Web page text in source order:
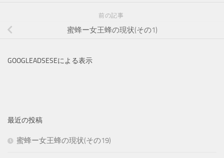
前の記事
蜜蜂ー女王蜂の現状(その1)
GOOGLEADSESEによる表示
最近の投稿
蜜蜂ー女王蜂の現状(その19)